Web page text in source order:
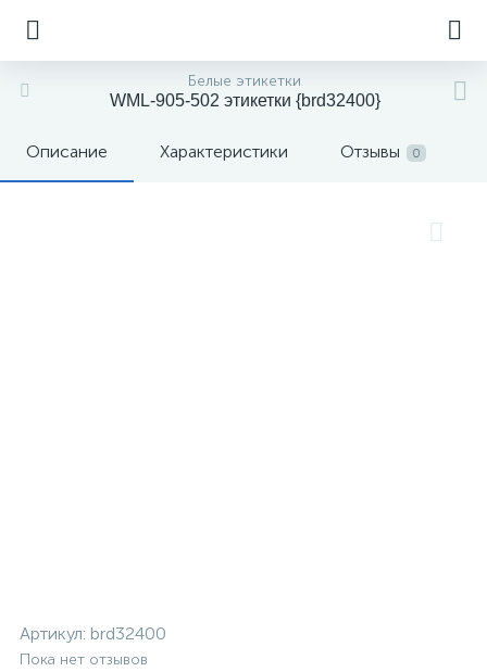
Белые этикетки
WML-905-502 этикетки {brd32400}
Описание Характеристики Отзывы 0
Артикул: brd32400
Пока нет отзывов